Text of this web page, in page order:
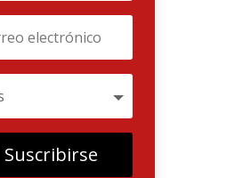
Suscribirse